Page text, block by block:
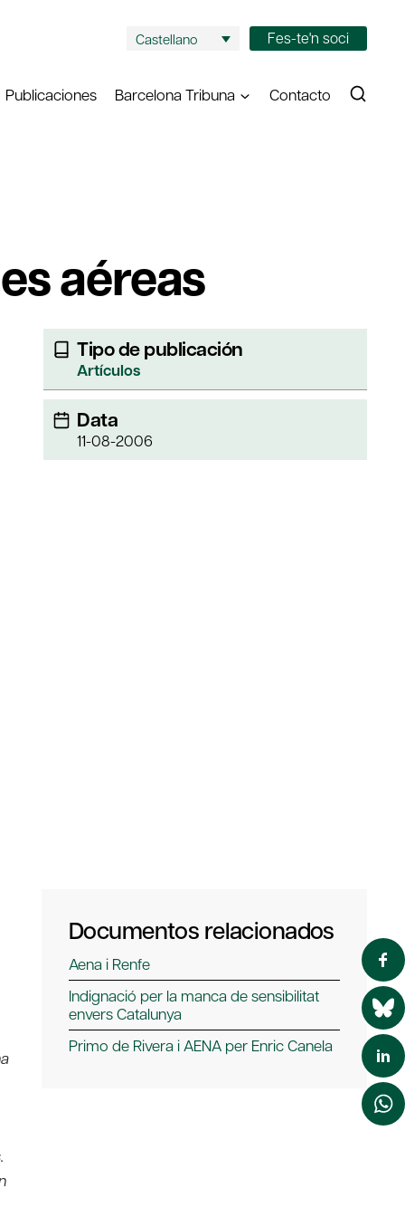
Castellano Fes-te'n soci
Publicaciones Barcelona Tribuna Contacto
aéreas
Tipo de publicación
Artículos
Data
11-08-2006
Documentos relacionados
Aena i Renfe
Indignació per la manca de sensibilitat
envers Catalunya
Primo de Rivera i AENA per Enric Canela